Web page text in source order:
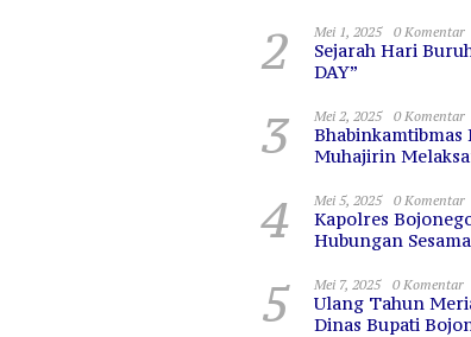
Sinergi
2 Mei 1, 2025 0 Komentar
Sejarah Hari
DAY”
3 Mei 2, 2025 0 Komentar
Bhabinkamtibmas
Muhajirin
4 Mei 5, 2025 0 Komentar
Kapolres
Hubungan
5 Mei 7, 2025 0 Komentar
Ulang Tahun
Dinas Bupati